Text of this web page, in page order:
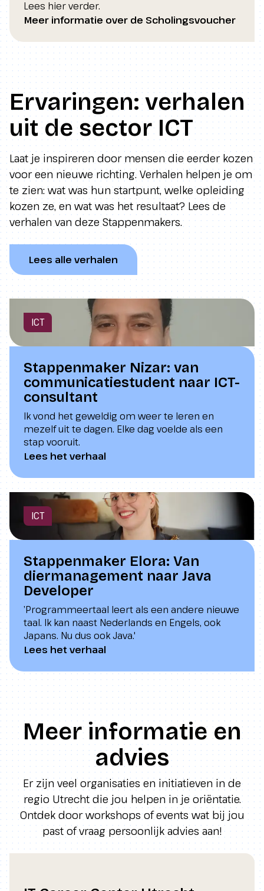
Lees hier verder.
Meer informatie over de Scholingsvoucher
Ervaringen: verhalen
uit de sector ICT
Laat je inspireren door mensen die eerder kozen
voor een nieuwe richting. Verhalen helpen je om
te zien: wat was hun startpunt, welke opleiding
kozen ze, en wat was het resultaat? Lees de
verhalen van deze Stappenmakers.
Lees alle verhalen
ICT
Stappenmaker Nizar: van
communicatiestudent naar ICT-
consultant
Ik vond het geweldig om weer te leren en
mezelf uit te dagen. Elke dag voelde als een
stap vooruit.
Lees het verhaal
ICT
Stappenmaker Elora: Van
diermanagement naar Java
Developer
’Programmeertaal leert als een andere nieuwe
taal. Ik kan naast Nederlands en Engels, ook
Japans. Nu dus ook Java.'
Lees het verhaal
Meer informatie en
advies
Er zijn veel organisaties en initiatieven in de
regio Utrecht die jou helpen in je oriëntatie.
Ontdek door workshops of events wat bij jou
past of vraag persoonlijk advies aan!